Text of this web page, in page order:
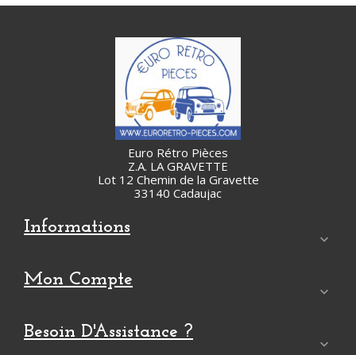
Euro Rétro Pièces
Z.A. LA GRAVETTE
Lot 12 Chemin de la Gravette
33140 Cadaujac
Informations

Mon Compte

Besoin D'Assistance ?
